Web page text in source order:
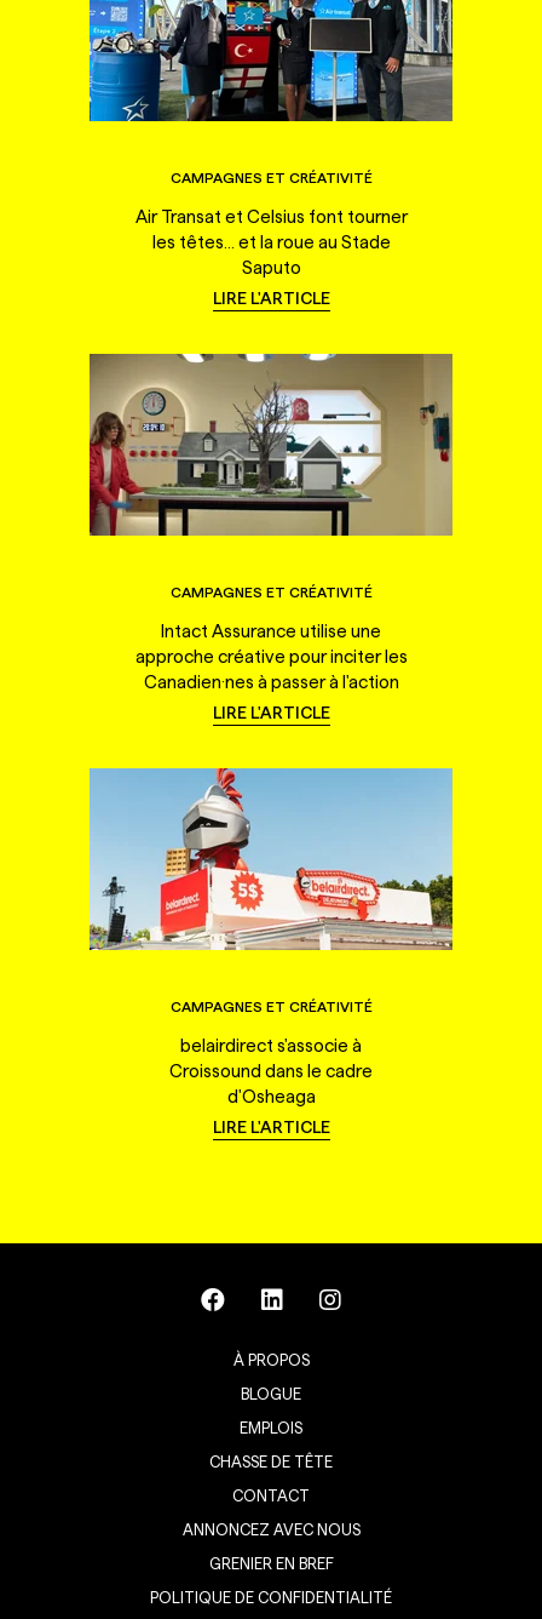
CAMPAGNES ET CRÉATIVITÉ
Air Transat et Celsius font tourner
les têtes... et la roue au Stade
Saputo
LIRE L'ARTICLE
CAMPAGNES ET CRÉATIVITÉ
Intact Assurance utilise une
approche créative pour inciter les
Canadien·nes à passer à l'action
LIRE L'ARTICLE
CAMPAGNES ET CRÉATIVITÉ
belairdirect s'associe à
Croissound dans le cadre
d'Osheaga
LIRE L'ARTICLE
À PROPOS
BLOGUE
EMPLOIS
CHASSE DE TÊTE
CONTACT
ANNONCEZ AVEC NOUS
GRENIER EN BREF
POLITIQUE DE CONFIDENTIALITÉ